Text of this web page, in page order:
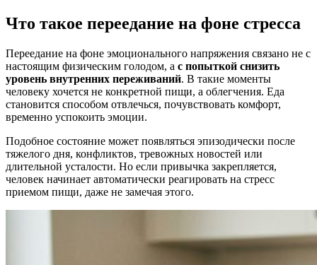
Что такое переедание на фоне стресса
Переедание на фоне эмоционального напряжения связано не с
настоящим физическим голодом, а с попыткой снизить
уровень внутренних переживаний. В такие моменты
человеку хочется не конкретной пищи, а облегчения. Еда
становится способом отвлечься, почувствовать комфорт,
временно успокоить эмоции.
Подобное состояние может появляться эпизодически после
тяжелого дня, конфликтов, тревожных новостей или
длительной усталости. Но если привычка закрепляется,
человек начинает автоматически реагировать на стресс
приемом пищи, даже не замечая этого.